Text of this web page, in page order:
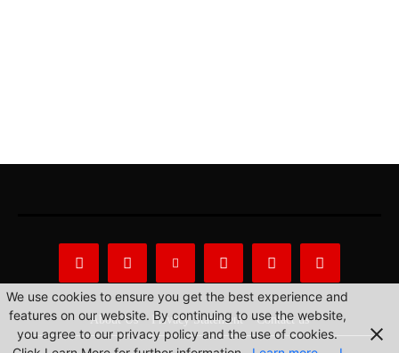
About Us Privacy Statement Contact us
We use cookies to ensure you get the best experience and
features on our website. By continuing to use the website,
you agree to our privacy policy and the use of cookies.